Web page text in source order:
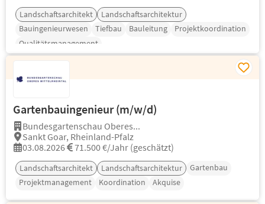
Landschaftsarchitekt
Landschaftsarchitektur
Bauingenieurwesen
Tiefbau Bauleitung
Projektkoordination
Qualitätsmanagement
Gartenbauingenieur (m/w/d)
Bundesgartenschau Oberes...
Sankt Goar, Rheinland-Pfalz
03.08.2026
71.500 €/Jahr (geschätzt)
Landschaftsarchitekt Landschaftsarchitektur
Gartenbau
Projektmanagement
Koordination Akquise